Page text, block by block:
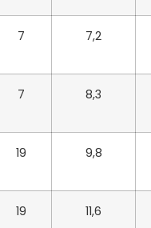
7 7,2
7 8,3
19 9,8
19 11,6